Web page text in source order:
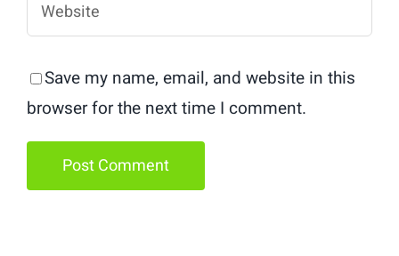
Save my name, email, and website in this
browser for the next time I comment.